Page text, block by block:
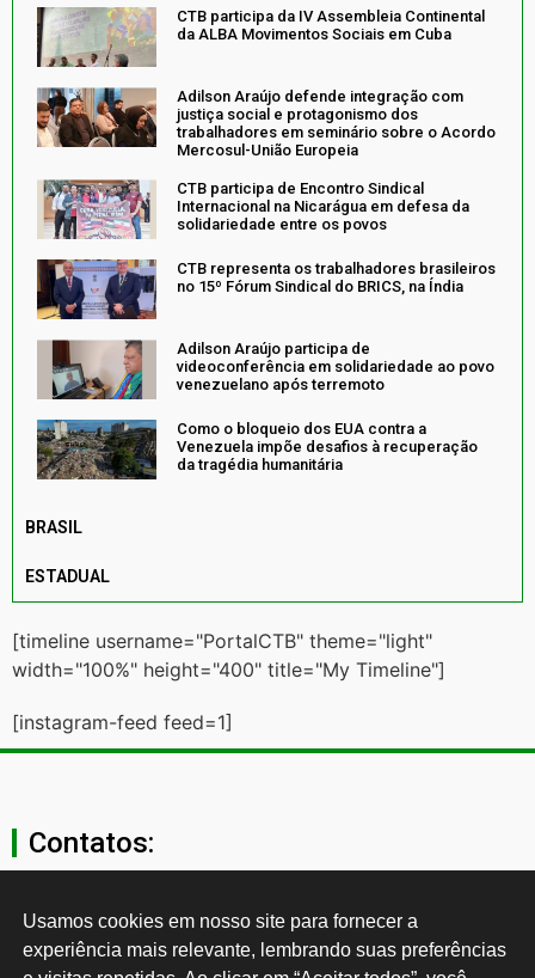
CTB participa da IV Assembleia Continental
da ALBA Movimentos Sociais em Cuba
Adilson Araújo defende integração com
justiça social e protagonismo dos
trabalhadores em seminário sobre o Acordo
Mercosul-União Europeia
CTB participa de Encontro Sindical
Internacional na Nicarágua em defesa da
solidariedade entre os povos
CTB representa os trabalhadores brasileiros
no 15º Fórum Sindical do BRICS, na Índia
Adilson Araújo participa de
videoconferência em solidariedade ao povo
venezuelano após terremoto
Como o bloqueio dos EUA contra a
Venezuela impõe desafios à recuperação
da tragédia humanitária
BRASIL
ESTADUAL
[timeline username="PortalCTB" theme="light"
width="100%" height="400" title="My Timeline"]
[instagram-feed feed=1]
Contatos:
secgeral@ctb.org.br
11 3874-0040
Usamos cookies em nosso site para fornecer a
experiência mais relevante, lembrando suas preferências